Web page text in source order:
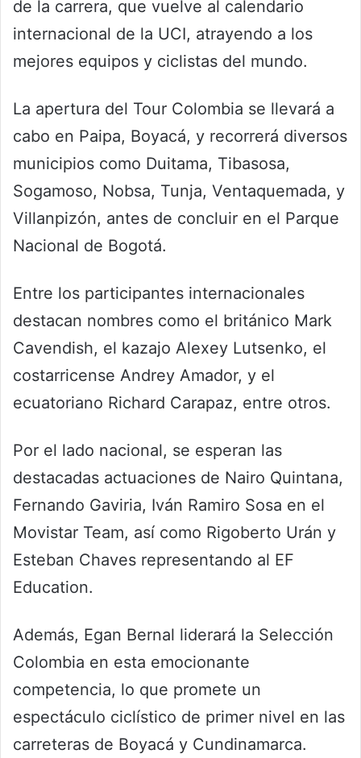
de la carrera, que vuelve al calendario
internacional de la UCI, atrayendo a los
mejores equipos y ciclistas del mundo.
La apertura del Tour Colombia se llevará a
cabo en Paipa, Boyacá, y recorrerá diversos
municipios como Duitama, Tibasosa,
Sogamoso, Nobsa, Tunja, Ventaquemada, y
Villanpizón, antes de concluir en el Parque
Nacional de Bogotá.
Entre los participantes internacionales
destacan nombres como el británico Mark
Cavendish, el kazajo Alexey Lutsenko, el
costarricense Andrey Amador, y el
ecuatoriano Richard Carapaz, entre otros.
Por el lado nacional, se esperan las
destacadas actuaciones de Nairo Quintana,
Fernando Gaviria, Iván Ramiro Sosa en el
Movistar Team, así como Rigoberto Urán y
Esteban Chaves representando al EF
Education.
Además, Egan Bernal liderará la Selección
Colombia en esta emocionante
competencia, lo que promete un
espectáculo ciclístico de primer nivel en las
carreteras de Boyacá y Cundinamarca.